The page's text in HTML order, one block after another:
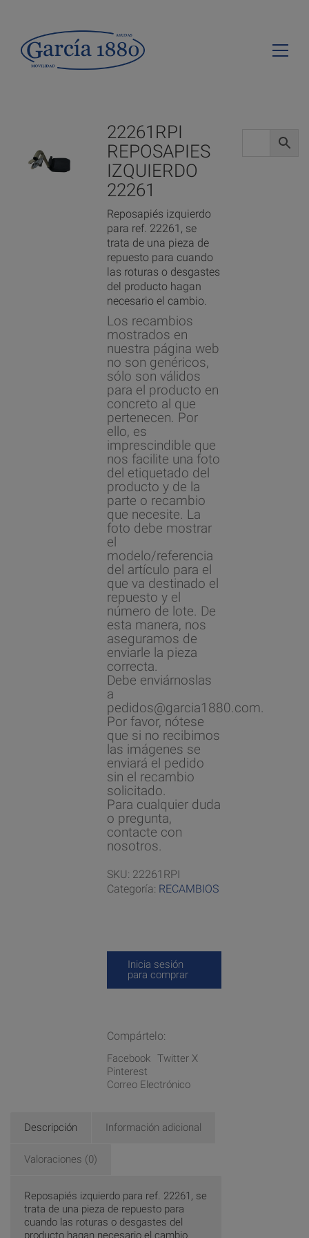
22261RPI
REPOSAPIES
IZQUIERDO
22261
Reposapiés izquierdo
para ref. 22261, se
trata de una pieza de
repuesto para cuando
las roturas o desgastes
del producto hagan
necesario el cambio.
Los recambios
mostrados en
nuestra página web
no son genéricos,
sólo son válidos
para el producto en
concreto al que
pertenecen. Por
ello, es
imprescindible que
nos facilite una foto
del etiquetado del
producto y de la
parte o recambio
que necesite. La
foto debe mostrar
el
modelo/referencia
del artículo para el
que va destinado el
repuesto y el
número de lote. De
esta manera, nos
aseguramos de
enviarle la pieza
correcta.
Debe enviárnoslas
a
pedidos@garcia1880.com.
Por favor, nótese
que si no recibimos
las imágenes se
enviará el pedido
sin el recambio
solicitado.
Para cualquier duda
o pregunta,
contacte con
nosotros.
SKU: 22261RPI
Categoría: RECAMBIOS
Inicia sesión
para comprar
Compártelo:
Facebook Twitter X
Pinterest
Correo Electrónico
Descripción Información adicional
Valoraciones (0)
Reposapiés izquierdo para ref. 22261, se
trata de una pieza de repuesto para
cuando las roturas o desgastes del
producto hagan necesario el cambio.